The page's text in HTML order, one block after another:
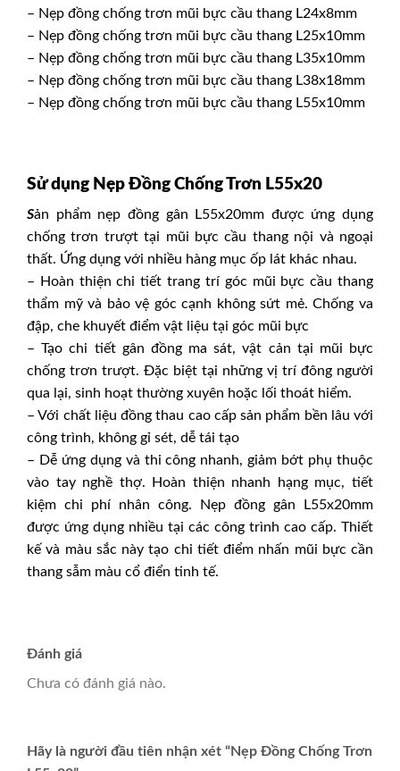
– Nẹp đồng chống trơn mũi bực cầu thang L24x8mm
– Nẹp đồng chống trơn mũi bực cầu thang L25x10mm
– Nẹp đồng chống trơn mũi bực cầu thang L35x10mm
– Nẹp đồng chống trơn mũi bực cầu thang L38x18mm
– Nẹp đồng chống trơn mũi bực cầu thang L55x10mm
Sử dụng Nẹp Đồng Chống Trơn L55x20
Sản phẩm nẹp đồng gân L55x20mm được ứng dụng
chống trơn trượt tại mũi bực cầu thang nội và ngoại
thất. Ứng dụng với nhiều hàng mục ốp lát khác nhau.
– Hoàn thiện chi tiết trang trí góc mũi bực cầu thang
thẩm mỹ và bảo vệ góc cạnh không sứt mẻ. Chống va
đập, che khuyết điểm vật liệu tại góc mũi bực
– Tạo chi tiết gân đồng ma sát, vật cản tại mũi bực
chống trơn trượt. Đặc biệt tại những vị trí đông người
qua lại, sinh hoạt thường xuyên hoặc lối thoát hiểm.
– Với chất liệu đồng thau cao cấp sản phẩm bền lâu với
công trình, không gỉ sét, dễ tái tạo
– Dễ ứng dụng và thi công nhanh, giảm bớt phụ thuộc
vào tay nghề thợ. Hoàn thiện nhanh hạng mục, tiết
kiệm chi phí nhân công. Nẹp đồng gân L55x20mm
được ứng dụng nhiều tại các công trình cao cấp. Thiết
kế và màu sắc này tạo chi tiết điểm nhấn mũi bực cần
thang sẫm màu cổ điển tinh tế.
Đánh giá
Chưa có đánh giá nào.
Hãy là người đầu tiên nhận xét “Nẹp Đồng Chống Trơn